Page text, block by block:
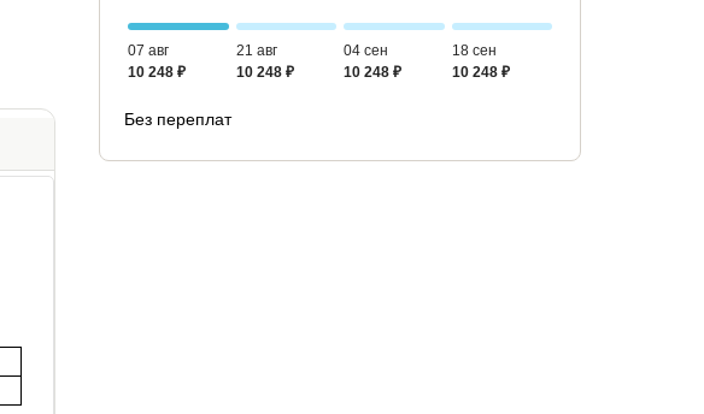
07 авг
10 248 ₽
21 авг
10 248 ₽
04 сен
10 248 ₽
18 сен
10 248 ₽
Без переплат